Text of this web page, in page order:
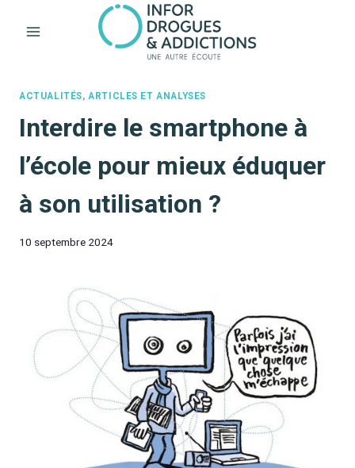
ACTUALITÉS, ARTICLES ET ANALYSES
Interdire le smartphone à
l’école pour mieux éduquer
à son utilisation ?
10 septembre 2024